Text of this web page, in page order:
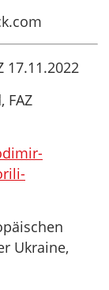
17.11.2022
FAZ
Ukraine,